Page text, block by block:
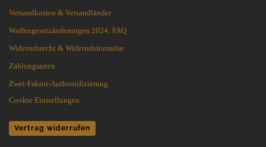
Versandkosten & Versandländer
Waffengesetzänderungen 2024: FAQ
Widerrufsrecht & Widerrufsformular
Zahlungsarten
Zwei-Faktor-Authentifizierung
Cookie Einstellungen
Vertrag widerrufen